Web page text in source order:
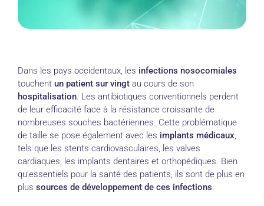
Dans les pays occidentaux, les infections nosocomiales
touchent un patient sur vingt au cours de son
hospitalisation. Les antibiotiques conventionnels perdent
de leur efficacité face à la résistance croissante de
nombreuses souches bactériennes. Cette problématique
de taille se pose également avec les implants médicaux,
tels que les stents cardiovasculaires, les valves
cardiaques, les implants dentaires et orthopédiques. Bien
qu’essentiels pour la santé des patients, ils sont de plus en
plus sources de développement de ces infections.